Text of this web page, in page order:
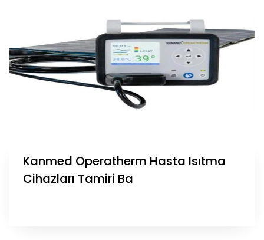
Kanmed Operatherm Hasta Isıtma
Cihazları Tamiri Ba